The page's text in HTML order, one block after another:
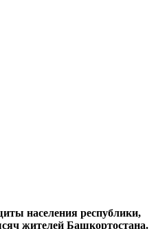
населения республики,
жителей Башкортостана.